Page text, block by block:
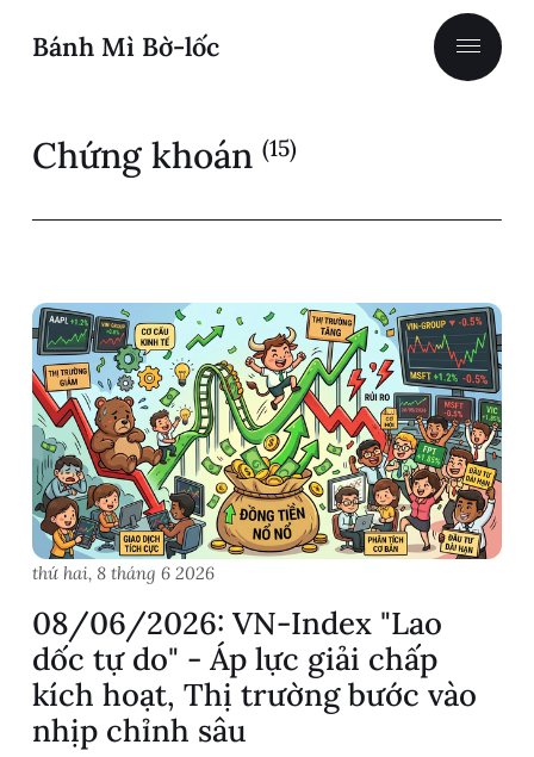
Bánh Mì Bờ-lốc
Chứng khoán (15)
thứ hai, 8 tháng 6 2026
08/06/2026: VN-Index "Lao
dốc tự do" - Áp lực giải chấp
kích hoạt, Thị trường bước vào
nhịp chỉnh sâu